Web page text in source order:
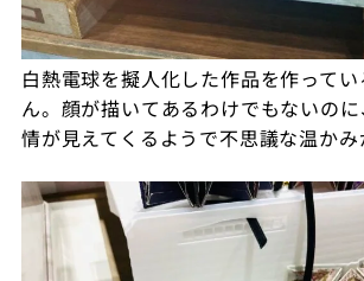
白熱電球を擬人化した作品を作って
ん。顔が描いてあるわけでもないの
情が見えてくるようで不思議な温かみ